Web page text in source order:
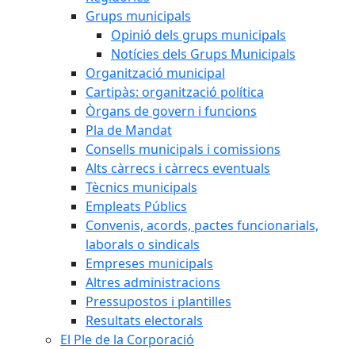
Grups municipals
Opinió dels grups municipals
Notícies dels Grups Municipals
Organització municipal
Cartipàs: organització política
Òrgans de govern i funcions
Pla de Mandat
Consells municipals i comissions
Alts càrrecs i càrrecs eventuals
Tècnics municipals
Empleats Públics
Convenis, acords, pactes funcionarials,
laborals o sindicals
Empreses municipals
Altres administracions
Pressupostos i plantilles
Resultats electorals
El Ple de la Corporació